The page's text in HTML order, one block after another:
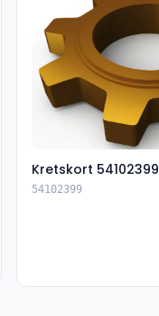
Kretskort 54102399
54102399